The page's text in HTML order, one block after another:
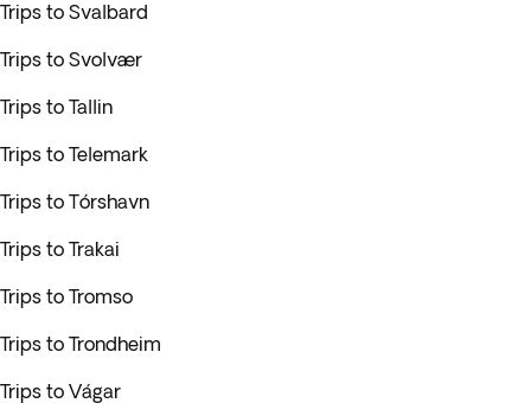
Trips to Svalbard
Trips to Svolvær
Trips to Tallin
Trips to Telemark
Trips to Tórshavn
Trips to Trakai
Trips to Tromso
Trips to Trondheim
Trips to Vágar